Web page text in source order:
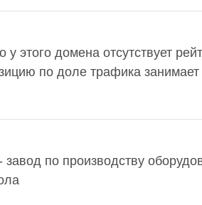
этого домена отсутствует
по доле трафика
по производству